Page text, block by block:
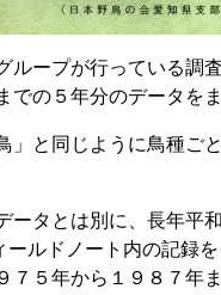
ループが行っている調
での５年分のデータを
」と同じように鳥種ご
ータとは別に、長年平
ールドノート内の記録
７５年から１９８７年